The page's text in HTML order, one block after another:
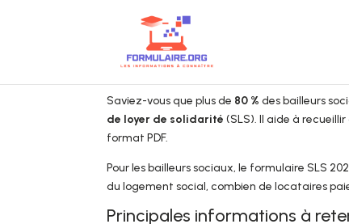
Saviez-vous que plus de 80 % des bailleurs
de loyer de solidarité (SLS). Il aide à
format PDF.
Pour les bailleurs sociaux, le formulaire SLS
du logement social, combien de locataires
Principales informations à